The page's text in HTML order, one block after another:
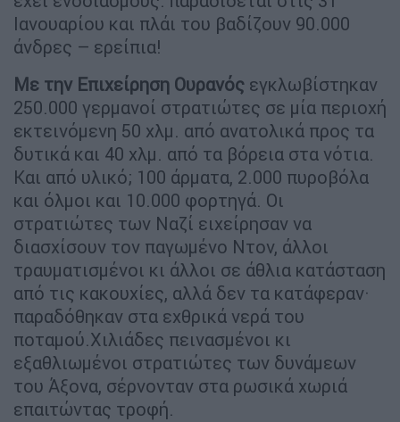
Ιανουαρίου και πλάι του βαδίζουν 90.000
άνδρες – ερείπια!
Με την Επιχείρηση Ουρανός εγκλωβίστηκαν
250.000 γερμανοί στρατιώτες σε μία περιοχή
εκτεινόμενη 50 χλμ. από ανατολικά προς τα
δυτικά και 40 χλμ. από τα βόρεια στα νότια.
Και από υλικό; 100 άρματα, 2.000 πυροβόλα
και όλμοι και 10.000 φορτηγά. Οι
στρατιώτες των Ναζί ειχείρησαν να
διασχίσουν τον παγωμένο Ντον, άλλοι
τραυματισμένοι κι άλλοι σε άθλια κατάσταση
από τις κακουχίες, αλλά δεν τα κατάφεραν·
παραδόθηκαν στα εχθρικά νερά του
ποταμού.Χιλιάδες πεινασμένοι κι
εξαθλιωμένοι στρατιώτες των δυνάμεων
του Άξονα, σέρνονταν στα ρωσικά χωριά
επαιτώντας τροφή.